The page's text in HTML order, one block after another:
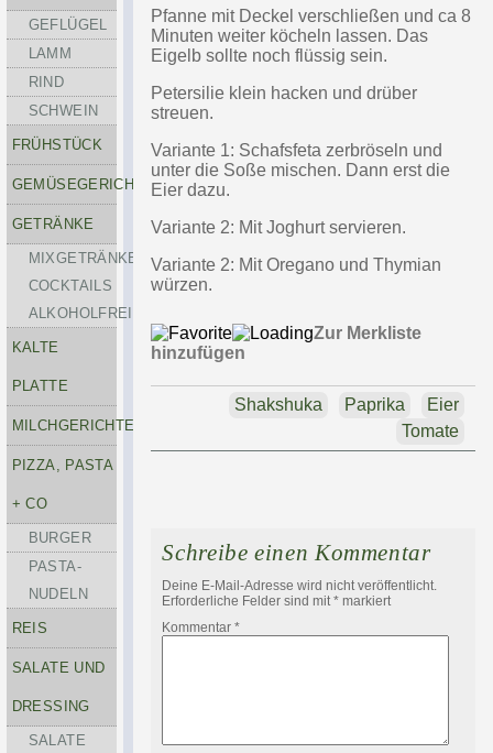
GEFLÜGEL
LAMM
RIND
SCHWEIN
FRÜHSTÜCK
GEMÜSEGERICHTE
GETRÄNKE
MIXGETRÄNKE-
COCKTAILS
ALKOHOLFREI
KALTE
PLATTE
MILCHGERICHTE
PIZZA, PASTA
+ CO
BURGER
PASTA-
NUDELN
REIS
SALATE UND
DRESSING
SALATE
Pfanne mit Deckel verschließen und ca 8
Minuten weiter köcheln lassen. Das
Eigelb sollte noch flüssig sein.
Petersilie klein hacken und drüber
streuen.
Variante 1: Schafsfeta zerbröseln und
unter die Soße mischen. Dann erst die
Eier dazu.
Variante 2: Mit Joghurt servieren.
Variante 2: Mit Oregano und Thymian
würzen.
Zur Merkliste
hinzufügen
Eier
Paprika
Shakshuka
Tomate
Schreibe einen Kommentar
Deine E-Mail-Adresse wird nicht veröffentlicht.
Erforderliche Felder sind mit* markiert
Kommentar*